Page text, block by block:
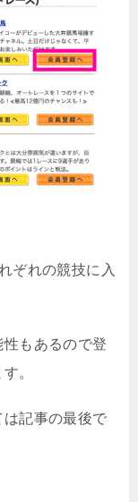
ぞれの競技に入
もあるので登
。
は記事の最後で